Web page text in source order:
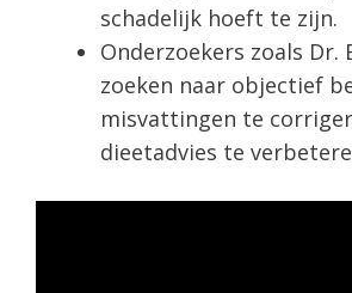
schadelijk hoeft te zijn.
Onderzoekers zoals Dr.
zoeken naar objectief
misvattingen te
dieetadvies te